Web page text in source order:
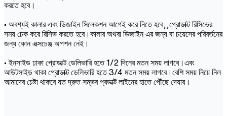
করতে হবে।
• অবশ্যই কালার এবং ডিজাইন সিলেকশন আগেই করে নিতে হবে,,প্রোডাক্ট রিসিভের
সময় চেক করে রিসিভ করতে হবে।কালার অথবা ডিজাইন এর জন্য বা চয়েসের পরিবর্তনের
জন্য কোন এক্সচেঞ্জ অপশন নেই।
• ইনসাইড ঢাকা প্রোডাক্ট ডেলিভারি হতে 1/2 দিনের মতন সময় লাগবে।এবং
আউটসাইড থাকা প্রোডাক্ট ডেলিভারি হতে 3/4 মতন সময় লাগবে।বেশি সময় নিয়ে নিল
আমাদের চেষ্টা থাকবে যত দ্রুত সম্ভব প্রডাক্ট লাইনের হাতে পৌঁছে দেয়ার।